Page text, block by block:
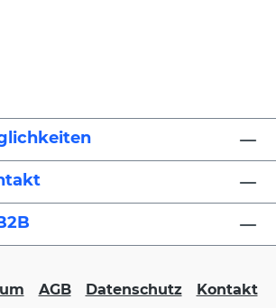
AGB Datenschutz Kontakt